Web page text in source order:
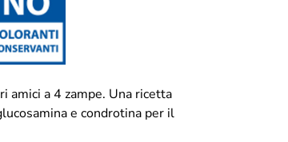
a 4 zampe. Una ricetta
e condrotina per il